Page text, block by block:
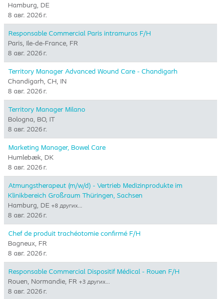
Hamburg, DE
8 авг. 2026 г.
Responsable Commercial Paris intramuros F/H
Paris, Ile-de-France, FR
8 авг. 2026 г.
Territory Manager Advanced Wound Care - Chandigarh
Chandigarh, CH, IN
8 авг. 2026 г.
Territory Manager Milano
Bologna, BO, IT
8 авг. 2026 г.
Marketing Manager, Bowel Care
Humlebæk, DK
8 авг. 2026 г.
Atmungstherapeut (m/w/d) - Vertrieb Medizinprodukte im
Klinikbereich Großraum Thüringen, Sachsen
Hamburg, DE +8 других…
8 авг. 2026 г.
Chef de produit trachéotomie confirmé F/H
Bagneux, FR
8 авг. 2026 г.
Responsable Commercial Dispositif Médical - Rouen F/H
Rouen, Normandie, FR +3 других…
8 авг. 2026 г.